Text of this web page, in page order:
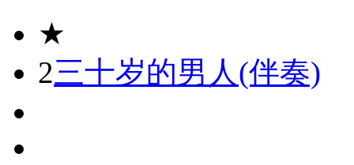
★
2三十岁的男人(伴奏)